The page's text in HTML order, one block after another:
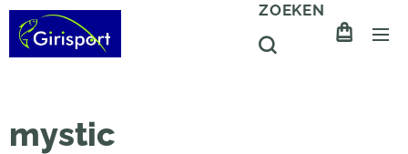
ZOEKEN
mystic